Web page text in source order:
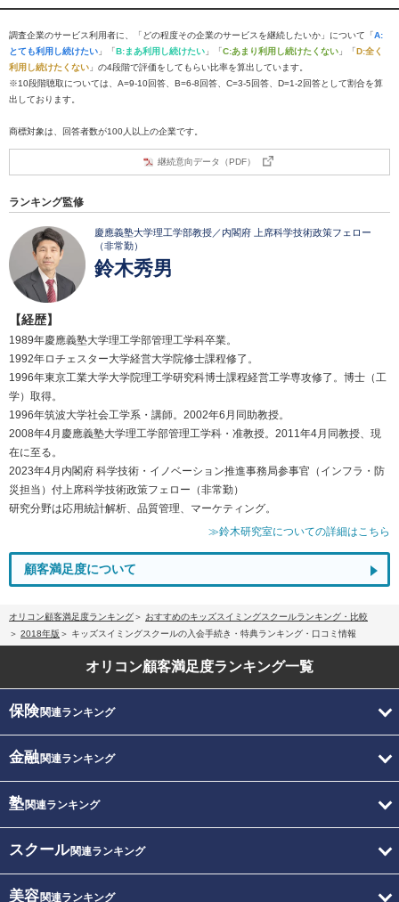
調査企業のサービス利用者に、「どの程度その企業のサービスを継続したいか」について「A:
とても利用し続けたい 」「B:まあ利用し続けたい 」「C:あまり利用し続けたくない 」「D:全く
利用し続けたくない 」の4段階で評価をしてもらい比率を算出しています。
※10段階聴取については、A=9-10回答、B=6-8回答、C=3-5回答、D=1-2回答として割合を算
出しております。
商標対象は、回答者数が100人以上の企業です。
継続意向データ（PDF）
ランキング監修
慶應義塾大学理工学部教授／内閣府 上席科学技術政策フェロー
（非常勤）
鈴木秀男
【経歴】
1989年慶應義塾大学理工学部管理工学科卒業。
1992年ロチェスター大学経営大学院修士課程修了。
1996年東京工業大学大学院理工学研究科博士課程経営工学専攻修了。博士（工
学）取得。
1996年筑波大学社会工学系・講師。2002年6月同助教授。
2008年4月慶應義塾大学理工学部管理工学科・准教授。2011年4月同教授、現
在に至る。
2023年4月内閣府 科学技術・イノベーション推進事務局参事官（インフラ・防
災担当）付上席科学技術政策フェロー（非常勤）
研究分野は応用統計解析、品質管理、マーケティング。
≫鈴木研究室についての詳細はこちら
顧客満足度について
オリコン顧客満足度ランキング
おすすめのキッズスイミングスクールランキング・比較
2018年版
キッズスイミングスクールの入会手続き・特典ランキング・口コミ情報
オリコン顧客満足度ランキング一覧
保険関連ランキング
金融関連ランキング
塾関連ランキング
スクール関連ランキング
美容関連ランキング